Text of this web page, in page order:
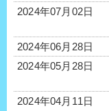
2024年07月02日
2024年06月28日
2024年05月28日
2024年04月11日